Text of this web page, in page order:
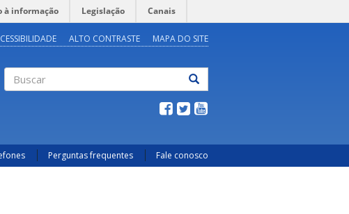
à informação Legislação Canais
ALTO CONTRASTE MAPA DO SITE
Perguntas frequentes Fale conosco